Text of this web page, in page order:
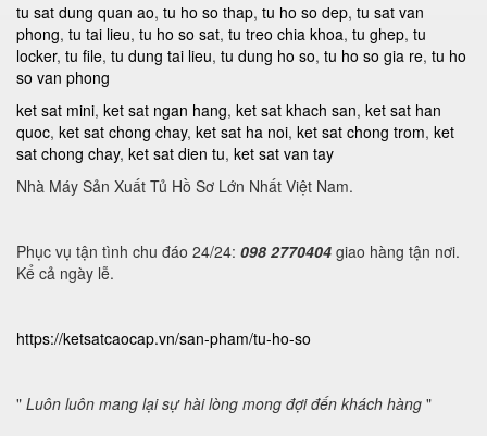
tu sat dung quan ao, tu ho so thap, tu ho so dep, tu sat van
phong, tu tai lieu, tu ho so sat, tu treo chia khoa, tu ghep, tu
locker, tu file, tu dung tai lieu, tu dung ho so, tu ho so gia re, tu ho
so van phong
ket sat mini, ket sat ngan hang, ket sat khach san, ket sat han
quoc, ket sat chong chay, ket sat ha noi, ket sat chong trom, ket
sat chong chay, ket sat dien tu, ket sat van tay
Nhà Máy Sản Xuất Tủ Hồ Sơ Lớn Nhất Việt Nam.
Phục vụ tận tình chu đáo 24/24: 098 2770404 giao hàng tận nơi.
Kể cả ngày lễ.
https://ketsatcaocap.vn/san-pham/tu-ho-so
" Luôn luôn mang lại sự hài lòng mong đợi đến khách hàng "